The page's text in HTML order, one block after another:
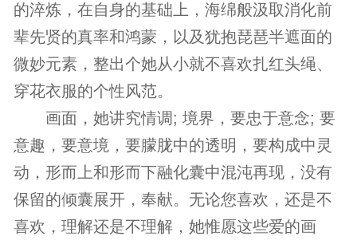
的淬炼，在自身的基础上，海绵般汲取消化前
辈先贤的真率和鸿蒙，以及犹抱琵琶半遮面的
微妙元素，整出个她从小就不喜欢扎红头绳、
穿花衣服的个性风范。
画面，她讲究情调; 境界，要忠于意念; 要
意趣，要意境，要朦胧中的透明，要构成中灵
动，形而上和形而下融化囊中混沌再现，没有
保留的倾囊展开，奉献。无论您喜欢，还是不
喜欢，理解还是不理解，她惟愿这些爱的画